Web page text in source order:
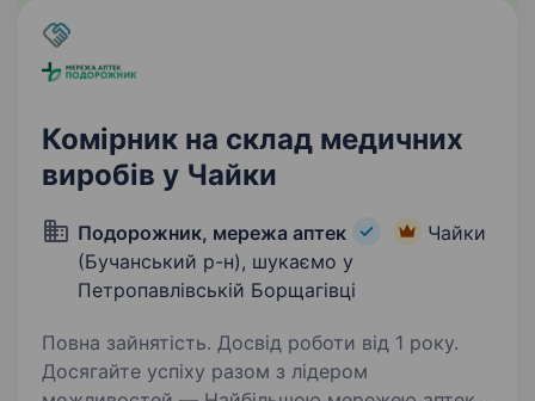
Комірник на склад медичних
виробів у Чайки
Подорожник, мережа аптек
Чайки
(Бучанський р-н), шукаємо у
Петропавлівській Борщагівці
Повна зайнятість. Досвід роботи від 1 року.
Досягайте успіху разом з лідером